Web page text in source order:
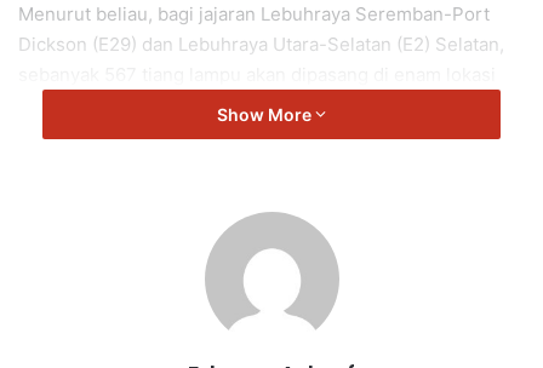
Menurut beliau, bagi jajaran Lebuhraya Seremban-Port
Dickson (E29) dan Lebuhraya Utara-Selatan (E2) Selatan,
yang meliputi kawasan antara Persimpangan Bertingkat
Senawang dan Persimpangan Bertingkat Pedas Linggi.
keselamatan pengguna jalan raya, khususnya di kawasan
yang dikenal pasti berisiko tinggi dan kerap berlaku
Show More